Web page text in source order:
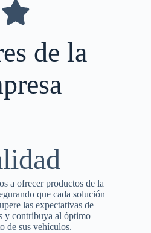
de la
a ofrecer productos de la
que cada solución
las expectativas de
y contribuya al óptimo
de sus vehículos.